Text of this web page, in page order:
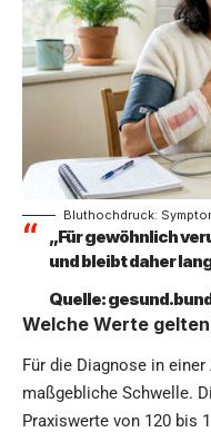
Bluthochdruck:
„Für gewöhnlich
und bleibt daher
Quelle:
Welche Werte
Für die Diagnose in
maßgebliche Schwelle.
Praxiswerte von 120 bis